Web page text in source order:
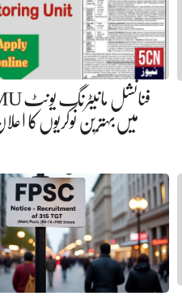
میں‌بہترین نوکریوں‌کا